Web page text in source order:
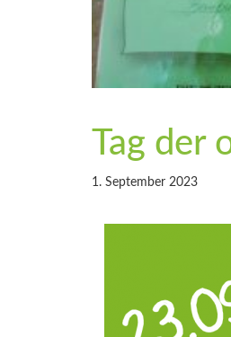
Tag der
1. September 2023